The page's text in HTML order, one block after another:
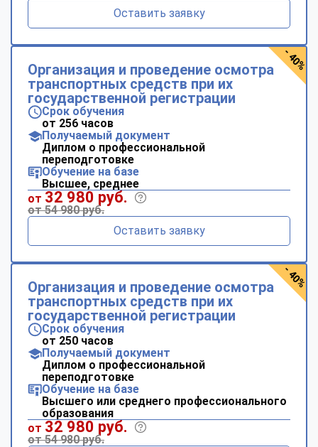
Оставить заявку
Организация и проведение осмотра
транспортных средств при их
государственной регистрации
Срок обучения
от 256 часов
Получаемый документ
Диплом о профессиональной
переподготовке
Обучение на базе
Высшее, среднее
от 32 980 руб.
от 54 980 руб.
Оставить заявку
- 40%
Организация и проведение осмотра
транспортных средств при их
государственной регистрации
Срок обучения
от 250 часов
Получаемый документ
Диплом о профессиональной
переподготовке
Обучение на базе
Высшего или среднего профессионального
образования
от 32 980 руб.
от 54 980 руб.
- 40%